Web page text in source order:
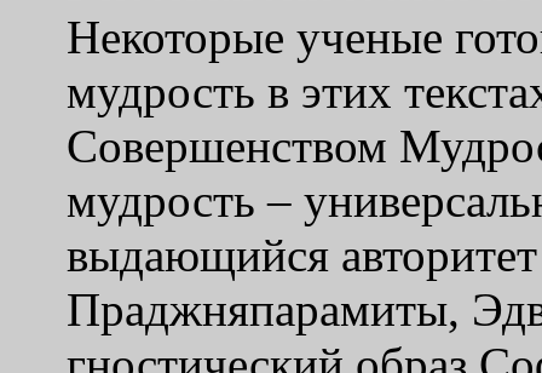
Некоторые ученые
мудрость в этих
Совершенством
мудрость –
выдающийся
Праджняпарамиты,